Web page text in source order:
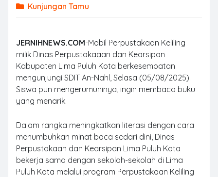
Kunjungan Tamu
JERNIHNEWS.COM-Mobil Perpustakaan Keliling
milik Dinas Perpustakaaan dan Kearsipan
Kabupaten Lima Puluh Kota berkesempatan
mengunjungi SDIT An-Nahl, Selasa (05/08/2025).
Siswa pun mengerumuninya, ingin membaca buku
yang menarik.
Dalam rangka meningkatkan literasi dengan cara
menumbuhkan minat baca sedari dini, Dinas
Perpustakaan dan Kearsipan Lima Puluh Kota
bekerja sama dengan sekolah-sekolah di Lima
Puluh Kota melalui program Perpustakaan Keliling